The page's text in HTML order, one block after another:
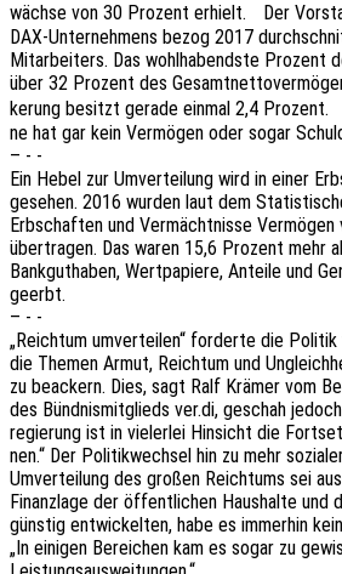
wäch­se von 30 Prozent erhielt. Der
DAX-Unter­neh­mens bezog 2017
Mitar­bei­ters. Das wohl­ha­bends­te Prozent
über 32 Prozent des
ke­rung besitzt gerade einmal 2,4
ne hat gar kein Vermö­gen oder sogar
– - -
Ein Hebel zur Umver­tei­lung wird in einer
gese­hen. 2016 wurden laut dem
Erbschaf­ten und Vermächt­nis­se Vermö­gen
über­tra­gen. Das waren 15,6 Prozent mehr
Bank­gut­ha­ben, Wert­pa­pie­re, Antei­le und
geerbt.
– - -
„Reich­tum umver­tei­len“ forder­te die
die Themen Armut, Reich­tum und
zu beackern. Dies, sagt Ralf Krämer vom
des Bünd­nis­mit­glieds ver.di, geschah
re­gie­rung ist in vieler­lei Hinsicht die
nen.“ Der Poli­tik­wech­sel hin zu mehr
Umver­tei­lung des großen Reich­tums sei
Finanz­la­ge der öffent­li­chen Haus­hal­te und
güns­tig entwi­ckel­ten, habe es immer­hin
„In eini­gen Berei­chen kam es sogar zu